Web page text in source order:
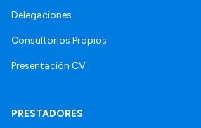
Delegaciones
Consultorios Propios
Presentación CV
PRESTADORES